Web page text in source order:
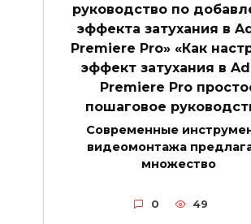
руководство по
эффекта затухания в
Premiere Pro» «Как
эффект затухания в
Premiere Pro
пошаговое
Современные
видеомонтажа
множество
0 49